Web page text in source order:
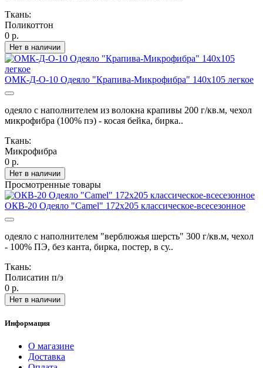
Ткань:
Поликоттон
0 р.
Нет в наличии
ОМК-Д-О-10 Одеяло "Крапива-Микрофибра" 140х105 легкое
одеяло с наполнителем из волокна крапивы 200 г/кв.м, чехол
микрофибра (100% пэ) - косая бейка, бирка..
Ткань:
Микрофибра
0 р.
Нет в наличии
Просмотренные товары
ОКВ-20 Одеяло "Camel" 172х205 классическое-всесезонное
одеяло с наполнителем "верблюжья шерсть" 300 г/кв.м, чехол
- 100% ПЭ, без канта, бирка, постер, в су..
Ткань:
Полисатин п/э
0 р.
Нет в наличии
Информация
О магазине
Доставка